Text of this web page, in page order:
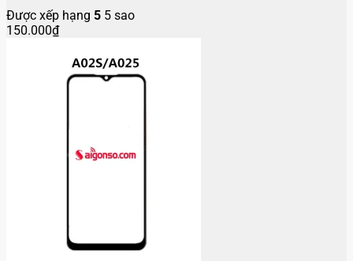
Được xếp hạng 5 5 sao
150.000₫